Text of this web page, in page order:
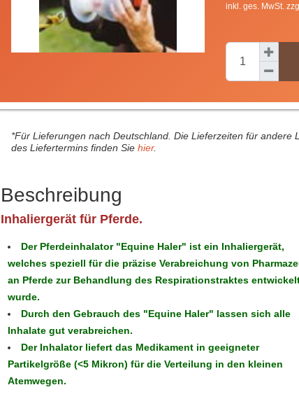
inkl. ges. MwSt.
*Für Lieferungen nach Deutschland. Die Lieferzeiten für
des Liefertermins finden Sie hier.
Beschreibung
Inhaliergerät für Pferde.
Der Pferdeinhalator "Equine Haler" ist ein Inhaliergerät,
welches speziell für die präzise Verabreichung von
an Pferde zur Behandlung des Respirationstraktes
wurde.
Durch den Gebrauch des "Equine Haler" lassen sich alle
Inhalate gut verabreichen.
Der Inhalator liefert das Medikament in geeigneter
Partikelgröße (<5 Mikron) für die Verteilung in den kleinen
Atemwegen.